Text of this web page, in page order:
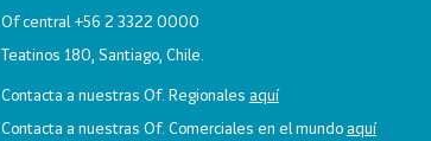
Of central +56 2 3322 0000
Teatinos 180, Santiago, Chile.
Contacta a nuestras Of. Regionales aquí
Contacta a nuestras Of. Comerciales en el mundoaquí